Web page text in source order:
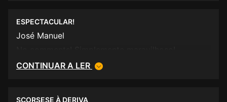
ESPECTACULAR!
José Manuel
CONTINUAR A LER
SCORSESE À DERIVA